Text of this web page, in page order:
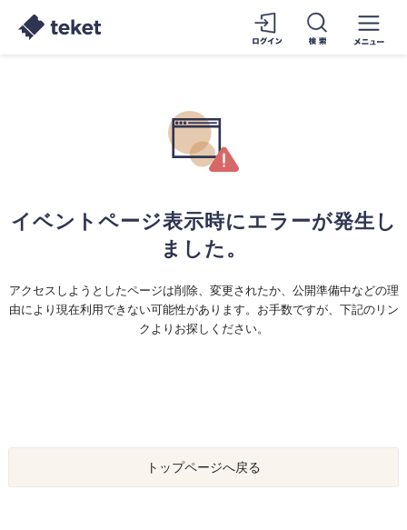
イベントページ表示時にエラーが発生し
ました。
アクセスしようとしたページは削除、変更されたか、公開準備中などの理
由により現在利用できない可能性があります。お手数ですが、下記のリン
クよりお探しください。
トップページへ戻る